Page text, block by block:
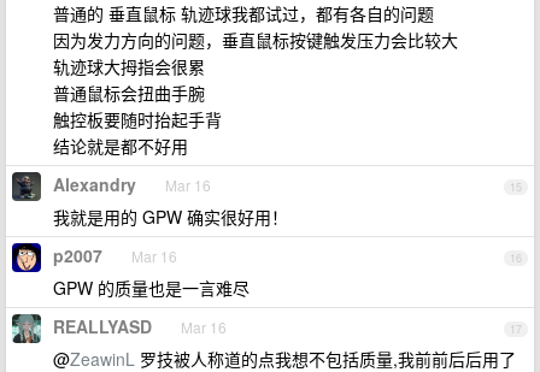
普通的 垂直鼠标 轨迹球我都试过，都有各自的问题
因为发力方向的问题，垂直鼠标按键触发压力会比较大
轨迹球大拇指会很累
普通鼠标会扭曲手腕
触控板要随时抬起手背
结论就是都不好用
15
Alexandry Mar 16
我就是用的 GPW 确实很好用！
16
p2007 Mar 16
GPW 的质量也是一言难尽
17
REALLYASD Mar 16
@ZeawinL 罗技被人称道的点我想不包括质量,我前前后后用了